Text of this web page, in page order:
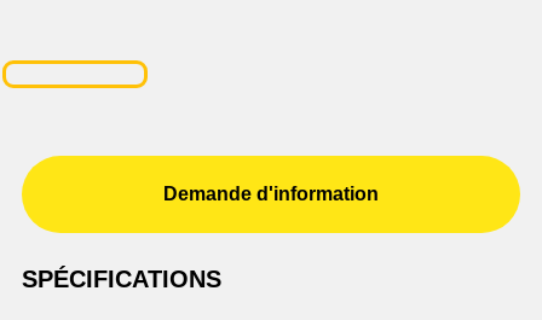
Demande d'information
SPÉCIFICATIONS